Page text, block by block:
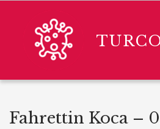
Fahrettin Koca –